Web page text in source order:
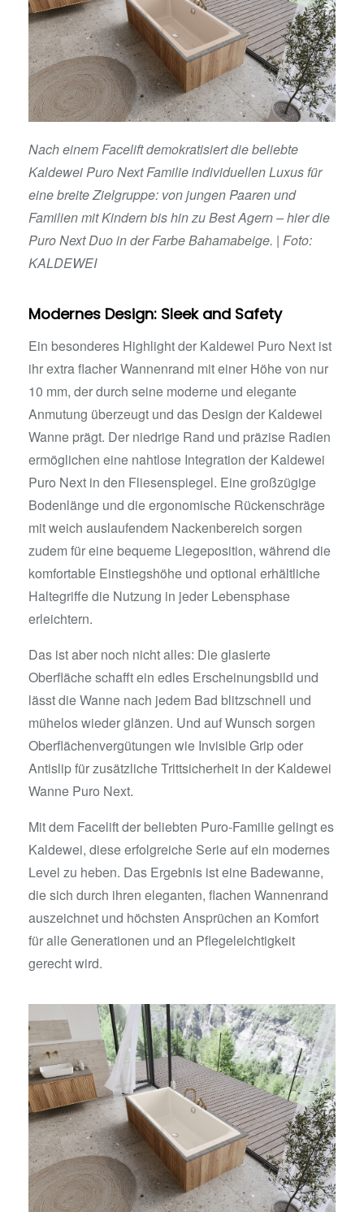
Nach einem Facelift demokratisiert die beliebte
Kaldewei Puro Next Familie individuellen Luxus für
eine breite Zielgruppe: von jungen Paaren und
Familien mit Kindern bis hin zu Best Agern – hier die
Puro Next Duo in der Farbe Bahamabeige. | Foto:
KALDEWEI
Modernes Design: Sleek and Safety
Ein besonderes Highlight der Kaldewei Puro Next ist
ihr extra flacher Wannenrand mit einer Höhe von nur
10 mm, der durch seine moderne und elegante
Anmutung überzeugt und das Design der Kaldewei
Wanne prägt. Der niedrige Rand und präzise Radien
ermöglichen eine nahtlose Integration der Kaldewei
Puro Next in den Fliesenspiegel. Eine großzügige
Bodenlänge und die ergonomische Rückenschräge
mit weich auslaufendem Nackenbereich sorgen
zudem für eine bequeme Liegeposition, während die
komfortable Einstiegshöhe und optional erhältliche
Haltegriffe die Nutzung in jeder Lebensphase
erleichtern.
Das ist aber noch nicht alles: Die glasierte
Oberfläche schafft ein edles Erscheinungsbild und
lässt die Wanne nach jedem Bad blitzschnell und
mühelos wieder glänzen. Und auf Wunsch sorgen
Oberflächenvergütungen wie Invisible Grip oder
Antislip für zusätzliche Trittsicherheit in der Kaldewei
Wanne Puro Next.
Mit dem Facelift der beliebten Puro-Familie gelingt es
Kaldewei, diese erfolgreiche Serie auf ein modernes
Level zu heben. Das Ergebnis ist eine Badewanne,
die sich durch ihren eleganten, flachen Wannenrand
auszeichnet und höchsten Ansprüchen an Komfort
für alle Generationen und an Pflegeleichtigkeit
gerecht wird.